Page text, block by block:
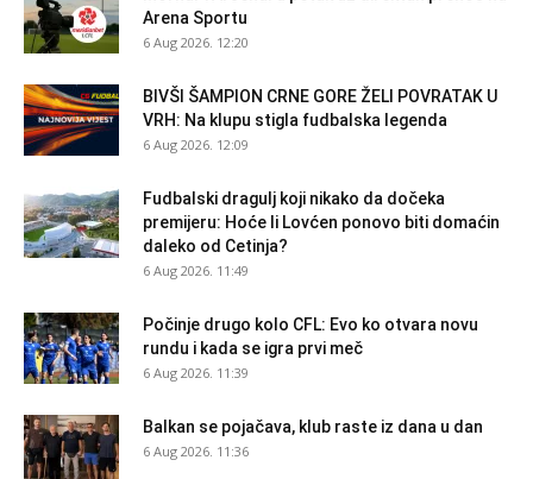
Arena Sportu
6 Aug 2026. 12:20
BIVŠI ŠAMPION CRNE GORE ŽELI POVRATAK U
VRH: Na klupu stigla fudbalska legenda
6 Aug 2026. 12:09
Fudbalski dragulj koji nikako da dočeka
premijeru: Hoće li Lovćen ponovo biti domaćin
daleko od Cetinja?
6 Aug 2026. 11:49
Počinje drugo kolo CFL: Evo ko otvara novu
rundu i kada se igra prvi meč
6 Aug 2026. 11:39
Balkan se pojačava, klub raste iz dana u dan
6 Aug 2026. 11:36